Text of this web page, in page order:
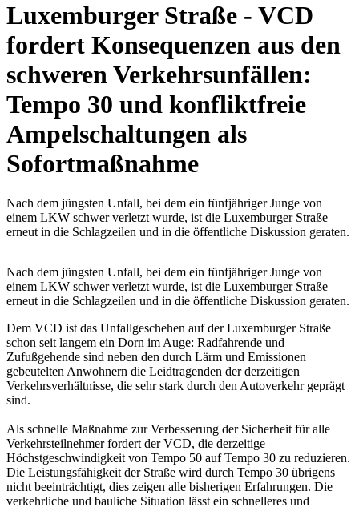
Luxemburger Straße - VCD
fordert Konsequenzen aus den
schweren Verkehrsunfällen:
Tempo 30 und konfliktfreie
Ampelschaltungen als
Sofortmaßnahme
Nach dem jüngsten Unfall, bei dem ein fünfjähriger Junge von
einem LKW schwer verletzt wurde, ist die Luxemburger Straße
erneut in die Schlagzeilen und in die öffentliche Diskussion geraten.
Nach dem jüngsten Unfall, bei dem ein fünfjähriger Junge von
einem LKW schwer verletzt wurde, ist die Luxemburger Straße
erneut in die Schlagzeilen und in die öffentliche Diskussion geraten.
Dem VCD ist das Unfallgeschehen auf der Luxemburger Straße
schon seit langem ein Dorn im Auge: Radfahrende und
Zufußgehende sind neben den durch Lärm und Emissionen
gebeutelten Anwohnern die Leidtragenden der derzeitigen
Verkehrsverhältnisse, die sehr stark durch den Autoverkehr geprägt
sind.
Als schnelle Maßnahme zur Verbesserung der Sicherheit für alle
Verkehrsteilnehmer fordert der VCD, die derzeitige
Höchstgeschwindigkeit von Tempo 50 auf Tempo 30 zu reduzieren.
Die Leistungsfähigkeit der Straße wird durch Tempo 30 übrigens
nicht beeinträchtigt, dies zeigen alle bisherigen Erfahrungen. Die
verkehrliche und bauliche Situation lässt ein schnelleres und